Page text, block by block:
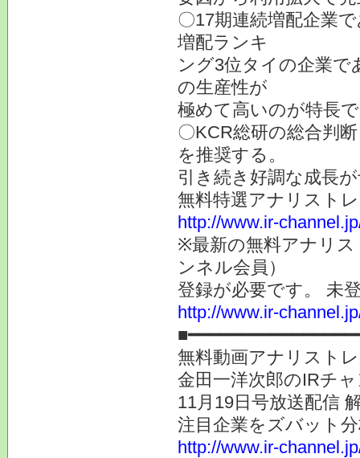
〇17期連続増配企業
増配ランキ
ング3位タイの企業で
の生産性が
極めて高いのが特長
〇KCR総研の総合判
を推奨する。
引き続き好調な成長
無料特選アナリスト
http://www.ir-
※最新の無料アナリ
ンネル会員）
登録が必要です。 未
http://www.ir-
無料動画アナリスト
金田一洋次郎のIRチ
11月19日号放送配信
注目企業をズバット
http://www.ir-